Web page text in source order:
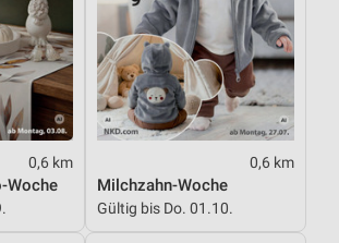
0,6 km
Woche
0,6 km
Milchzahn-Woche
Gültig bis Do. 01.10.
Standortdaten
aktiv angeforderten